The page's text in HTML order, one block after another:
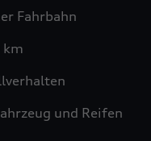
Fahrbahn
km
und Reifen